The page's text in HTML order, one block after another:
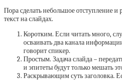
Пора сделать небольшое отступление и
текст на слайдах.
Коротким. Если читать много,
осваивать два канала
говорит спикер.
Простым. Задача слайда –
и эпитеты будут только мешать
Раскрывающим суть заголовка.